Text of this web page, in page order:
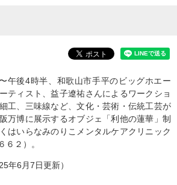
午後4時半、和歌山市手平のビッグホエー
ティスト、益子遼祐さんによるワークショ
工、三味線など、文化・芸術・伝統工芸が
万博に展示するオブジェ「利他の蓮華」制
はいらなみのりこメンタルケアクリニック
６２）。
年6月7日更新）